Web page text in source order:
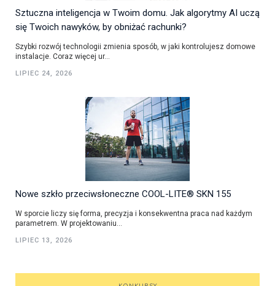
Sztuczna inteligencja w Twoim domu. Jak algorytmy AI uczą
się Twoich nawyków, by obniżać rachunki?
Szybki rozwój technologii zmienia sposób, w jaki kontrolujesz domowe
instalacje. Coraz więcej ur...
LIPIEC 24, 2026
Nowe szkło przeciwsłoneczne COOL-LITE® SKN 155
W sporcie liczy się forma, precyzja i konsekwentna praca nad każdym
parametrem. W projektowaniu...
LIPIEC 13, 2026